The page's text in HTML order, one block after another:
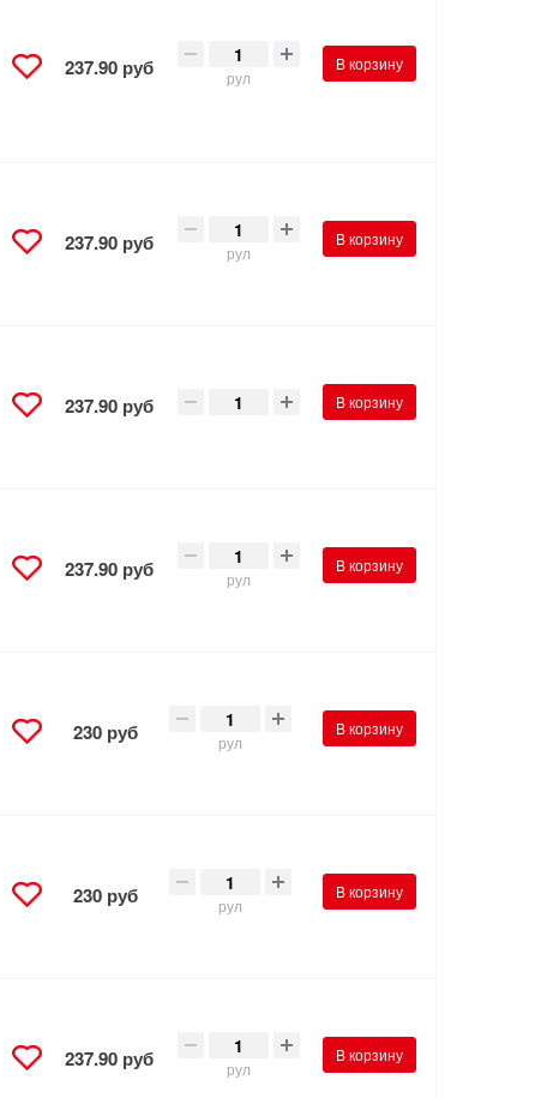
237.90 руб рул
В корзину
237.90 руб рул
В корзину
237.90 руб В корзину
237.90 руб рул
В корзину
230 руб рул
В корзину
230 руб рул
В корзину
237.90 руб рул
В корзину